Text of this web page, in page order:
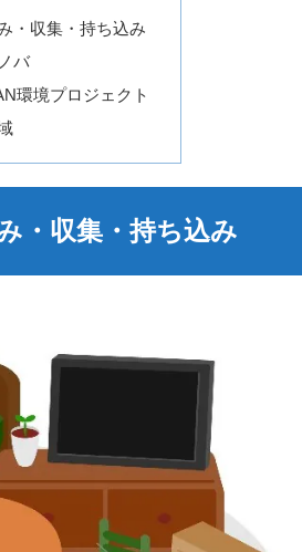
・収集・持ち込み
バ
環境プロジェクト
・収集・持ち込み